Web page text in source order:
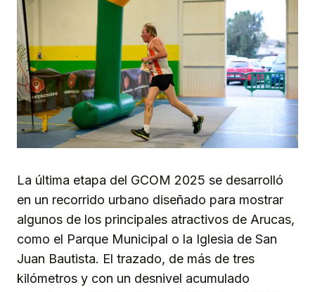
La última etapa del GCOM 2025 se desarrolló
en un recorrido urbano diseñado para mostrar
algunos de los principales atractivos de Arucas,
como el Parque Municipal o la Iglesia de San
Juan Bautista. El trazado, de más de tres
kilómetros y con un desnivel acumulado